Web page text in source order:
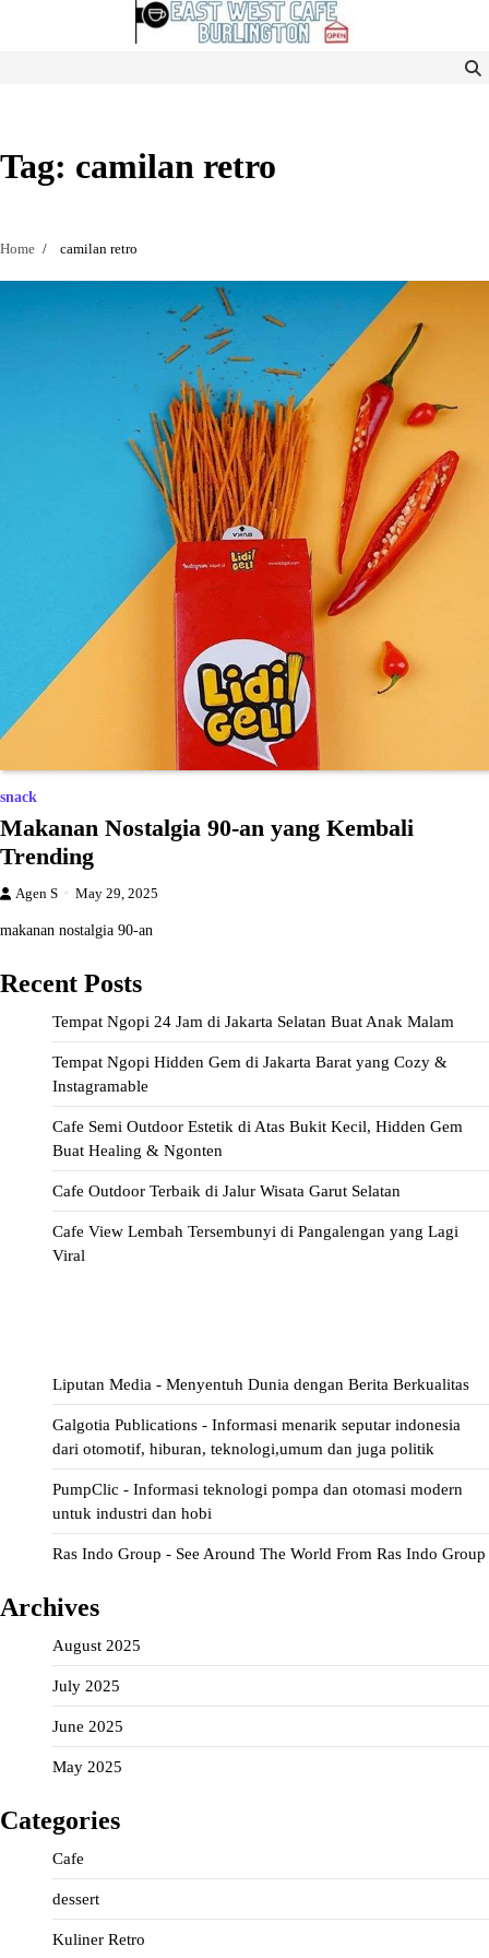
Tag: camilan retro
Home camilan retro
snack
Makanan Nostalgia 90-an yang Kembali
Trending
Agen S May 29, 2025
makanan nostalgia 90-an
Recent Posts
Tempat Ngopi 24 Jam di Jakarta Selatan Buat Anak Malam
Tempat Ngopi Hidden Gem di Jakarta Barat yang Cozy &
Instagramable
Cafe Semi Outdoor Estetik di Atas Bukit Kecil, Hidden Gem
Buat Healing & Ngonten
Cafe Outdoor Terbaik di Jalur Wisata Garut Selatan
Cafe View Lembah Tersembunyi di Pangalengan yang Lagi
Viral
Liputan Media - Menyentuh Dunia dengan Berita Berkualitas
Galgotia Publications - Informasi menarik seputar indonesia
dari otomotif, hiburan, teknologi,umum dan juga politik
PumpClic - Informasi teknologi pompa dan otomasi modern
untuk industri dan hobi
Ras Indo Group - See Around The World From Ras Indo Group
Archives
August 2025
July 2025
June 2025
May 2025
Categories
Cafe
dessert
Kuliner Retro